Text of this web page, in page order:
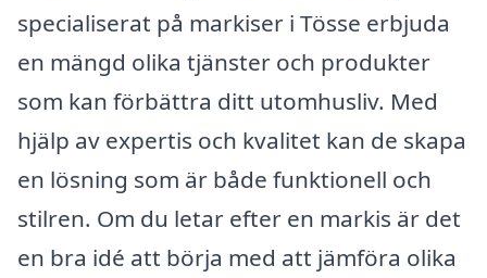
specialiserat på markiser i Tösse erbjuda
en mängd olika tjänster och produkter
som kan förbättra ditt utomhusliv. Med
hjälp av expertis och kvalitet kan de skapa
en lösning som är både funktionell och
stilren. Om du letar efter en markis är det
en bra idé att börja med att jämföra olika